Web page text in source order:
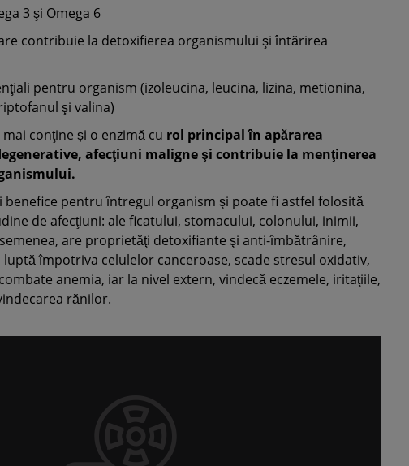
3 şi Omega 6
contribuie la detoxifierea organismului şi întărirea
pentru organism (izoleucina, leucina, lizina, metionina,
şi valina)
conţine și o enzimă cu rol principal în apărarea
afecţiuni maligne şi contribuie la menţinerea
pentru întregul organism şi poate fi astfel folosită
de afecţiuni: ale ficatului, stomacului, colonului, inimii,
are proprietăţi detoxifiante şi anti-îmbătrânire,
împotriva celulelor canceroase, scade stresul oxidativ,
anemia, iar la nivel extern, vindecă eczemele, iritaţiile,
rănilor.